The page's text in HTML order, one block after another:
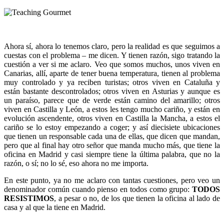
Ahora sí, ahora lo tenemos claro, pero la realidad es que seguimos a
cuestas con el problema – me dicen. Y tienen razón, sigo tratando la
cuestión a ver si me aclaro. Veo que somos muchos, unos viven en
Canarias, allí, aparte de tener buena temperatura, tienen al problema
muy controlado y ya reciben turistas; otros viven en Cataluña y
están bastante descontrolados; otros viven en Asturias y aunque es
un paraíso, parece que de verde están camino del amarillo; otros
viven en Castilla y León, a estos les tengo mucho cariño, y están en
evolución ascendente, otros viven en Castilla la Mancha, a estos el
cariño se lo estoy empezando a coger; y así diecisiete ubicaciones
que tienen un responsable cada una de ellas, que dicen que mandan,
pero que al final hay otro señor que manda mucho más, que tiene la
oficina en Madrid y casi siempre tiene la última palabra, que no la
razón, o sí; no lo sé, eso ahora no me importa.
En este punto, ya no me aclaro con tantas cuestiones, pero veo un
denominador común cuando pienso en todos como grupo: TODOS
RESISTIMOS, a pesar o no, de los que tienen la oficina al lado de
casa y al que la tiene en Madrid.